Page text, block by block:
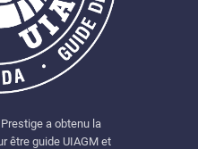
a obtenu la
être guide UIAGM et